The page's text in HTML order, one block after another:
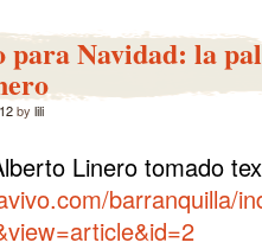
para Navidad: la
by lili
Linero tomado
barranquilla/